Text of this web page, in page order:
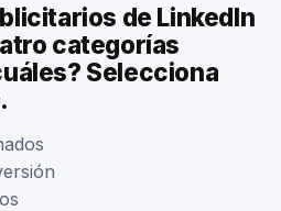
de LinkedIn
categorías
Selecciona